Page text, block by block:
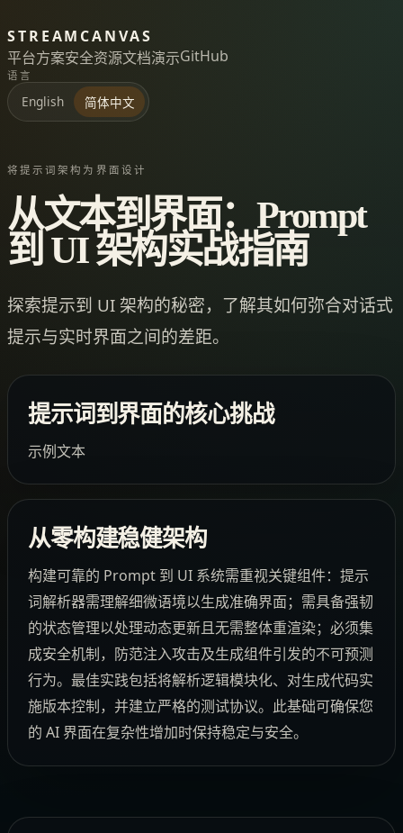
STREAMCANVAS
平台方案安全资源文档演示GitHub
语言
English 简体中文
将提示词架构为界面设计
从文本到界面：Prompt
到 UI 架构实战指南
探索提示到 UI 架构的秘密，了解其如何弥合对话式
提示与实时界面之间的差距。
提示词到界面的核心挑战
示例文本
从零构建稳健架构
构建可靠的 Prompt 到 UI 系统需重视关键组件：提示
词解析器需理解细微语境以生成准确界面；需具备强韧
的状态管理以处理动态更新且无需整体重渲染；必须集
成安全机制，防范注入攻击及生成组件引发的不可预测
行为。最佳实践包括将解析逻辑模块化、对生成代码实
施版本控制，并建立严格的测试协议。此基础可确保您
的 AI 界面在复杂性增加时保持稳定与安全。